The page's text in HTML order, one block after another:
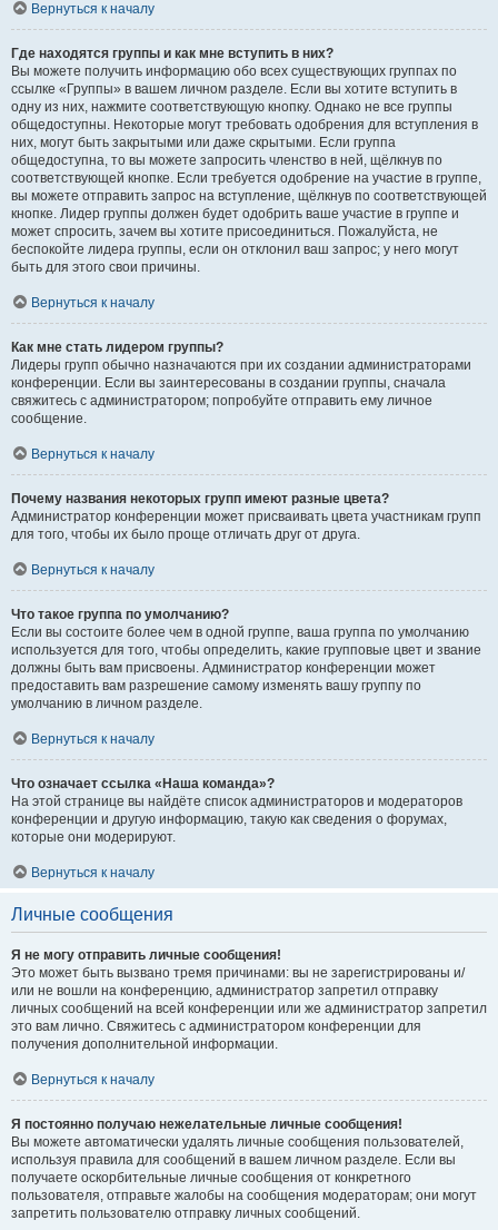
Вернуться к началу
Где находятся группы и как мне вступить в них?
Вы можете получить информацию обо всех существующих группах по
ссылке «Группы» в вашем личном разделе. Если вы хотите вступить в
одну из них, нажмите соответствующую кнопку. Однако не все группы
общедоступны. Некоторые могут требовать одобрения для вступления в
них, могут быть закрытыми или даже скрытыми. Если группа
общедоступна, то вы можете запросить членство в ней, щёлкнув по
соответствующей кнопке. Если требуется одобрение на участие в группе,
вы можете отправить запрос на вступление, щёлкнув по соответствующей
кнопке. Лидер группы должен будет одобрить ваше участие в группе и
может спросить, зачем вы хотите присоединиться. Пожалуйста, не
беспокойте лидера группы, если он отклонил ваш запрос; у него могут
быть для этого свои причины.
Вернуться к началу
Как мне стать лидером группы?
Лидеры групп обычно назначаются при их создании администраторами
конференции. Если вы заинтересованы в создании группы, сначала
свяжитесь с администратором; попробуйте отправить ему личное
сообщение.
Вернуться к началу
Почему названия некоторых групп имеют разные цвета?
Администратор конференции может присваивать цвета участникам групп
для того, чтобы их было проще отличать друг от друга.
Вернуться к началу
Что такое группа по умолчанию?
Если вы состоите более чем в одной группе, ваша группа по умолчанию
используется для того, чтобы определить, какие групповые цвет и звание
должны быть вам присвоены. Администратор конференции может
предоставить вам разрешение самому изменять вашу группу по
умолчанию в личном разделе.
Вернуться к началу
Что означает ссылка «Наша команда»?
На этой странице вы найдёте список администраторов и модераторов
конференции и другую информацию, такую как сведения о форумах,
которые они модерируют.
Вернуться к началу
Личные сообщения
Я не могу отправить личные сообщения!
Это может быть вызвано тремя причинами: вы не зарегистрированы и/
или не вошли на конференцию, администратор запретил отправку
личных сообщений на всей конференции или же администратор запретил
это вам лично. Свяжитесь с администратором конференции для
получения дополнительной информации.
Вернуться к началу
Я постоянно получаю нежелательные личные сообщения!
Вы можете автоматически удалять личные сообщения пользователей,
используя правила для сообщений в вашем личном разделе. Если вы
получаете оскорбительные личные сообщения от конкретного
пользователя, отправьте жалобы на сообщения модераторам; они могут
запретить пользователю отправку личных сообщений.